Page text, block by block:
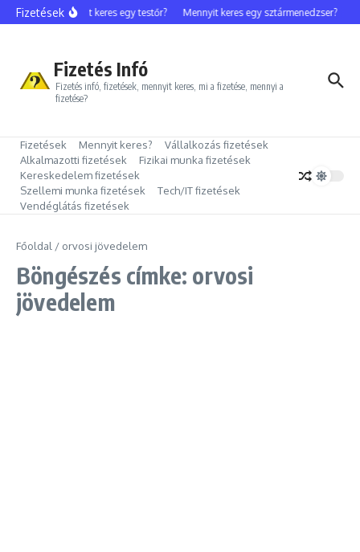
Ugrás a tartalomhoz
FizetésekMennyit keres egy testőr? Mennyit keres egy sztármenedzser?
Fizetés Infó
Fizetés infó, fizetések, mennyit keres, mi a fizetése, mennyi a
fizetése?
Fizetések Mennyit keres?
Vállalkozás fizetések
Alkalmazotti fizetések
Fizikai munka fizetések
Kereskedelem fizetések
Szellemi munka fizetések
Tech/IT fizetések
Vendéglátás fizetések
Főoldal / orvosi jövedelem
Böngészés címke: orvosi
jövedelem